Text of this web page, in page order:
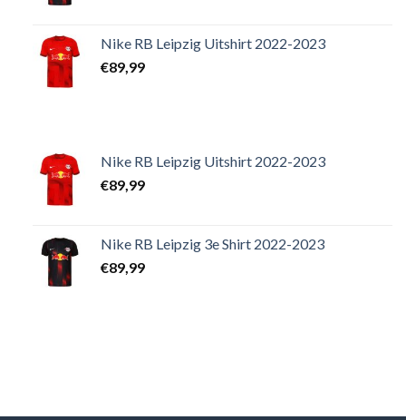
Nike RB Leipzig Uitshirt 2022-2023
€89,99
Nike RB Leipzig Uitshirt 2022-2023
€89,99
Nike RB Leipzig 3e Shirt 2022-2023
€89,99